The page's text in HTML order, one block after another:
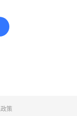
策